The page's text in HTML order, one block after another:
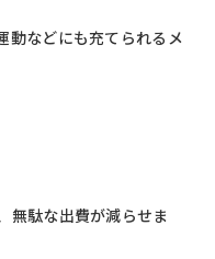
動などにも充てられるメ
無駄な出費が減らせま